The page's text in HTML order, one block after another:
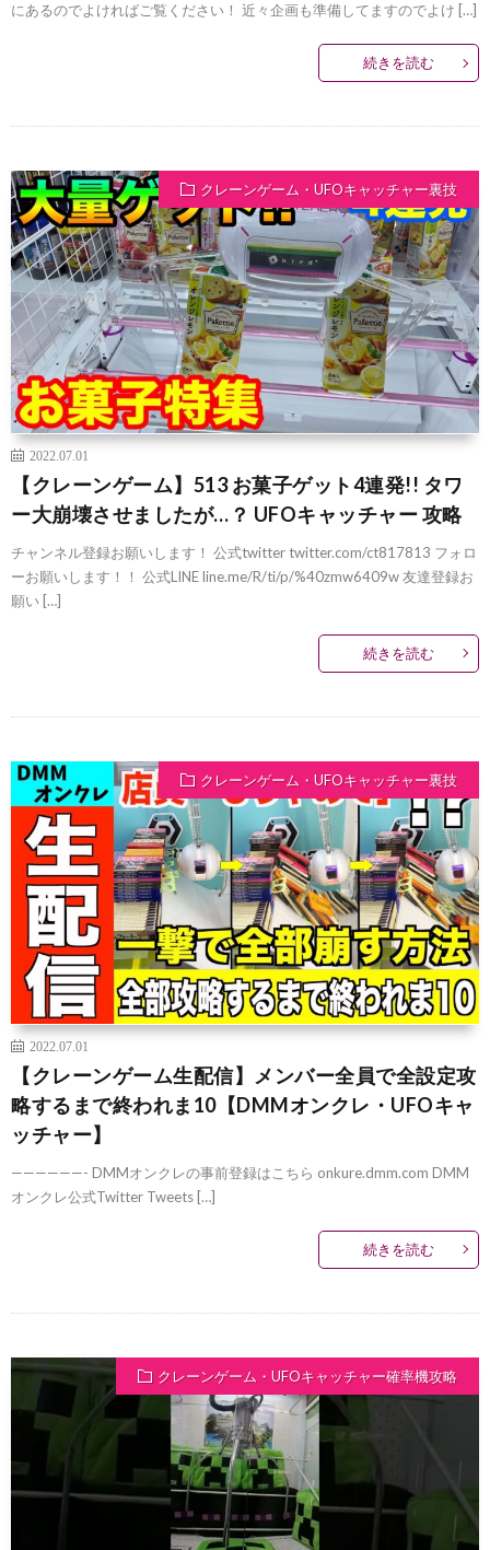
にあるのでよければご覧ください！ 近々企画も準備してますのでよけ […]
続きを読む
クレーンゲーム・UFOキャッチャー裏技
2022.07.01
【クレーンゲーム】513 お菓子ゲット4連発!! タワ
ー大崩壊させましたが…？ UFOキャッチャー 攻略
チャンネル登録お願いします！ 公式twitter twitter.com/ct817813 フォロ
ーお願いします！！ 公式LINE line.me/R/ti/p/%40zmw6409w 友達登録お
願い […]
続きを読む
クレーンゲーム・UFOキャッチャー裏技
2022.07.01
【クレーンゲーム生配信】メンバー全員で全設定攻
略するまで終われま10【DMMオンクレ・UFOキャ
ッチャー】
——————- DMMオンクレの事前登録はこちら onkure.dmm.com DMM
オンクレ公式Twitter Tweets […]
続きを読む
クレーンゲーム・UFOキャッチャー確率機攻略